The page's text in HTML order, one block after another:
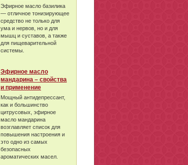
Эфирное масло базилика
— отличное тонизирующее
средство не только для
ума и нервов, но и для
мышц и суставов, а также
для пищеварительной
системы.
Эфирное масло
мандарина – свойства
и применение
Мощный антидепрессант,
как и большинство
цитрусовых, эфирное
масло мандарина
возглавляет список для
повышения настроения и
это одно из самых
безопасных
ароматических масел.